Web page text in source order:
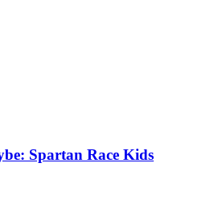
Spartan Race Kids